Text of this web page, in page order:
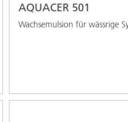
AQUACER 501
Wachsemulsion für wässrige